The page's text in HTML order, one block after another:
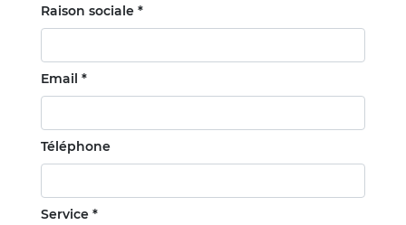
Raison sociale *
Email *
Téléphone
Service *